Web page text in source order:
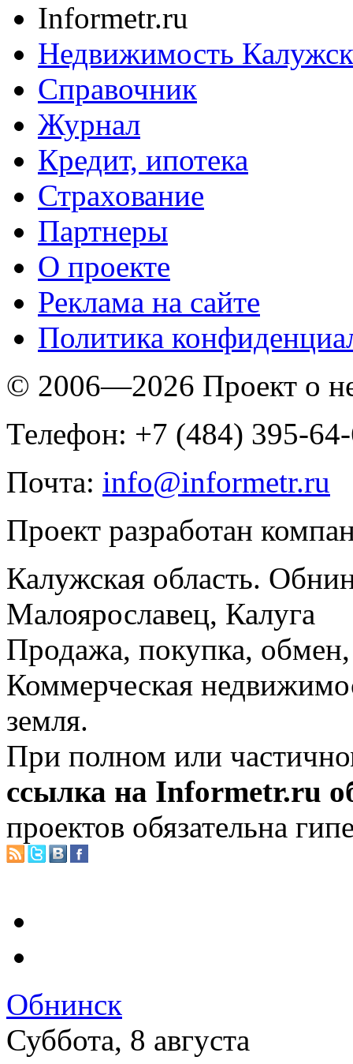
Informetr.ru
Недвижимость
Справочник
Журнал
Кредит, ипотека
Страхование
Партнеры
O проекте
Реклама на сайте
Политика
© 2006—2026 Проект о
Телефон: +7 (484) 395-
Почта: info@informetr.ru
Проект разработан
Калужская область.
Малоярославец, Калуга
Продажа, покупка, обмен,
Коммерческая
земля.
При полном или
ссылка на Informetr.ru
проектов обязательна
Обнинск
Суббота, 8 августа